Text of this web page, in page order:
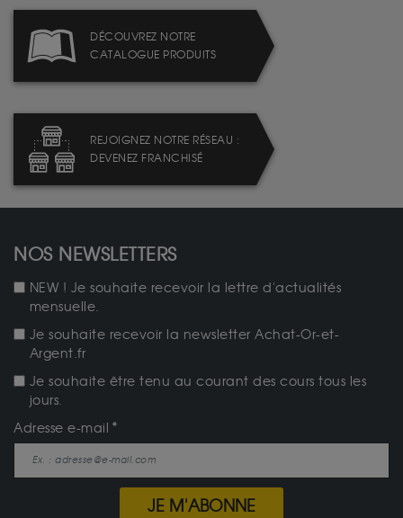
DÉCOUVREZ NOTRE
CATALOGUE PRODUITS
REJOIGNEZ NOTRE RÉSEAU :
DEVENEZ FRANCHISÉ
NOS NEWSLETTERS
NEW ! Je souhaite recevoir la lettre d'actualités
mensuelle.
Je souhaite recevoir la newsletter Achat-Or-et-
Argent.fr
Je souhaite être tenu au courant des cours tous les
jours.
Adresse e-mail
JE M'ABONNE